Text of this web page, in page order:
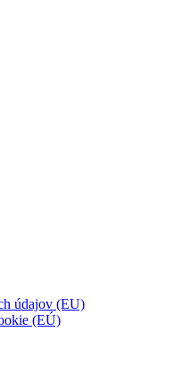
údajov (EU)
(EÚ)